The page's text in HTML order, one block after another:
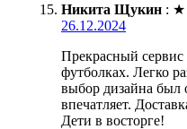
Никита Щукин : ★
26.12.2024
Прекрасный сервис
футболках. Легко
выбор дизайна был
впечатляет.
Дети в восторге!